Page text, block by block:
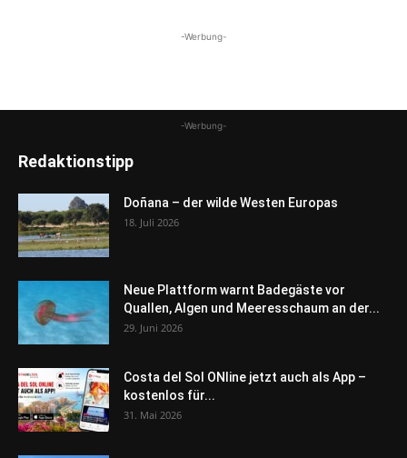
-Werbung-
-Werbung-
Redaktionstipp
Doñana – der wilde Westen Europas
18. Juli 2026
Neue Plattform warnt Badegäste vor
Quallen, Algen und Meeresschaum an der...
29. Juni 2026
Costa del Sol ONline jetzt auch als App –
kostenlos für...
31. Mai 2026